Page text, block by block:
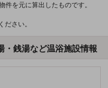
件を元に算出したものです。
さい。
・銭湯など温浴施設情報